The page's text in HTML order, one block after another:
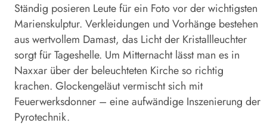
Ständig posieren Leute für ein Foto vor der wichtigsten
Marienskulptur. Verkleidungen und Vorhänge bestehen
aus wertvollem Damast, das Licht der Kristallleuchter
sorgt für Tageshelle. Um Mitternacht lässt man es in
Naxxar über der beleuchteten Kirche so richtig
krachen. Glockengeläut vermischt sich mit
Feuerwerksdonner – eine aufwändige Inszenierung der
Pyrotechnik.